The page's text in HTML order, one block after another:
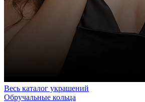
Весь каталог украшений
Обручальные кольца